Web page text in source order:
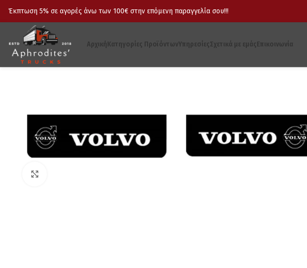
Έκπτωση 5% σε αγορές άνω των 100€ στην επόμενη παραγγελία σου!!!
ΑρχικήΚατηγορίες ΠροϊόντωνΥπηρεσίεςΣχετικά με εμάςΕπικοινωνία